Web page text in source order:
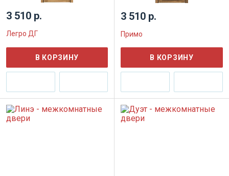
3 510 р.
Легро ДГ
В КОРЗИНУ
3 510 р.
Примо
В КОРЗИНУ